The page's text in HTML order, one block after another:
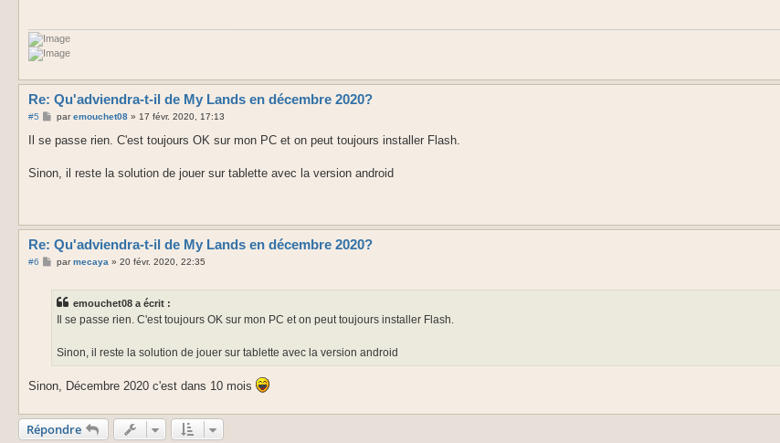
Re: Qu'adviendra-t-il de My Lands en décembre 2020?
#5
M
s
s
g
paremouchet08» 17 févr. 2020, 17:13
Il se passe rien. C'est toujours OK sur mon PC et on peut toujours installer Flash.
Sinon, il reste la solution de jouer sur tablette avec la version android
Re: Qu'adviendra-t-il de My Lands en décembre 2020?
#6
M
a
g
parmecaya» 20 févr. 2020, 22:35
emouchet08 a écrit :
Il se passe rien. C'est toujours OK sur mon PC et on peut toujours installer Flash.
Sinon, il reste la solution de jouer sur tablette avec la version android
Sinon, Décembre 2020 c'est dans 10 mois
Répondre